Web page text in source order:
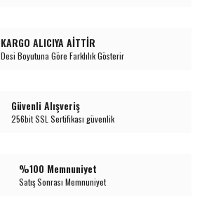
KARGO ALICIYA AİTTİR
Desi Boyutuna Göre Farklılık Gösterir
Güvenli Alışveriş
256bit SSL Sertifikası güvenlik
%100 Memnuniyet
Satış Sonrası Memnuniyet